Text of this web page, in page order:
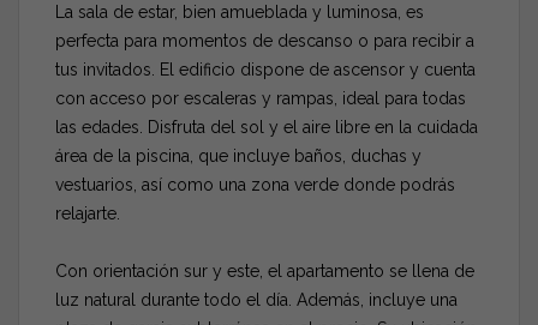
La sala de estar, bien amueblada y luminosa, es
perfecta para momentos de descanso o para recibir a
tus invitados. El edificio dispone de ascensor y cuenta
con acceso por escaleras y rampas, ideal para todas
las edades. Disfruta del sol y el aire libre en la cuidada
área de la piscina, que incluye baños, duchas y
vestuarios, así como una zona verde donde podrás
relajarte.
Con orientación sur y este, el apartamento se llena de
luz natural durante todo el día. Además, incluye una